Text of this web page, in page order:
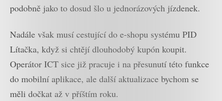
podobně jako to dosud šlo u jednorázových jízdenek.
Nadále však musí cestující do e-shopu systému PID
Lítačka, když si chtějí dlouhodobý kupón koupit.
Operátor ICT sice již pracuje i na přesunutí této funkce
do mobilní aplikace, ale další aktualizace bychom se
měli dočkat až v příštím roku.